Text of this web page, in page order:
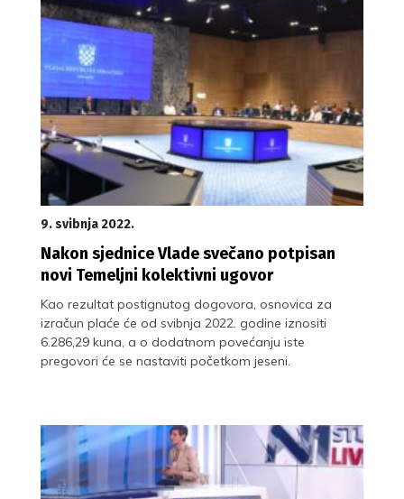
9. svibnja 2022.
Nakon sjednice Vlade svečano potpisan
novi Temeljni kolektivni ugovor
Kao rezultat postignutog dogovora, osnovica za
izračun plaće će od svibnja 2022. godine iznositi
6.286,29 kuna, a o dodatnom povećanju iste
pregovori će se nastaviti početkom jeseni.